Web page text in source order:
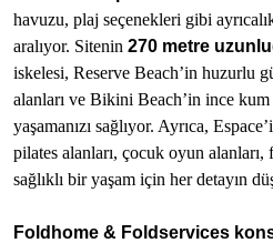
havuzu, plaj seçenekleri gibi
aralıyor. Sitenin 270 metre
iskelesi, Reserve Beach’in huzurlu
alanları ve Bikini Beach’in ince
yaşamanızı sağlıyor. Ayrıca,
pilates alanları, çocuk oyun alanları,
sağlıklı bir yaşam için her detayın
Foldhome & Foldservices